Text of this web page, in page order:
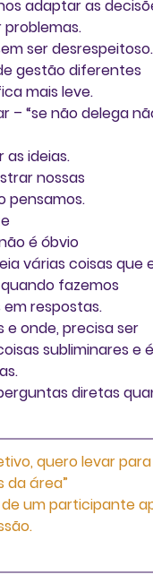
adaptar as
ser
gestão diferentes
mais leve.
– “se não delega
as ideias.
nossas
pensamos.
é óbvio
várias coisas que
fazemos
respostas.
onde, precisa ser
subliminares e
diretas
quero levar
da área”
um participante